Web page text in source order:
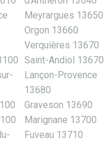
Meyrargues 13650
Orgon 13660
Verquières 13670
Saint-Andiol 13670
Lançon-Provence
13680
Graveson 13690
Marignane 13700
Fuveau 13710